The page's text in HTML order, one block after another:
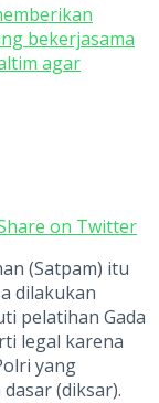
bekerjasama
agar
on Twitter
(Satpam) itu
dilakukan
pelatihan Gada
legal karena
yang
(diksar).